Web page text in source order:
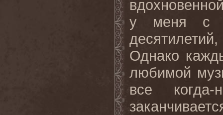
у меня с
Однако
любимой
все когда-